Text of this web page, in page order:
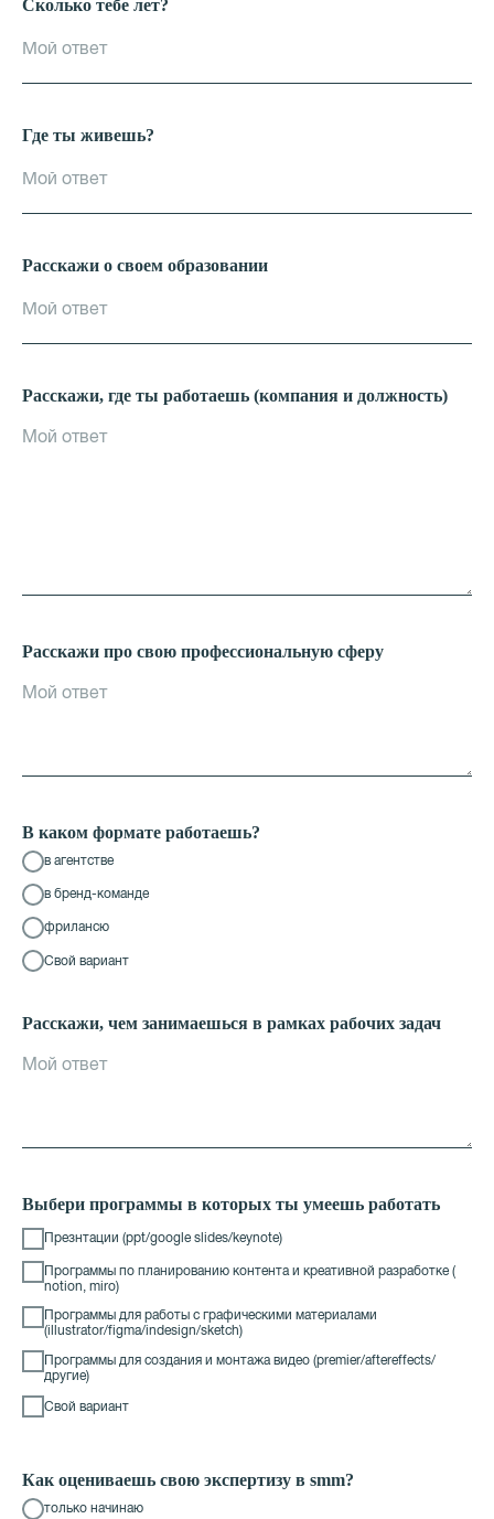
Сколько тебе лет?
Где ты живешь?
Расскажи о своем образовании
Расскажи, где ты работаешь (компания и должность)
Расскажи про свою профессиональную сферу
В каком формате работаешь?
в агентстве
в бренд-команде
фрилансю
Свой вариант
Расскажи, чем занимаешься в рамках рабочих задач
Выбери программы в которых ты умеешь работать
Презнтации (ppt/google slides/keynote)
Программы по планированию контента и креативной разработке (
notion, miro)
Программы для работы с графическими материалами
(illustrator/figma/indesign/sketch)
Программы для создания и монтажа видео (premier/aftereffects/
другие)
Свой вариант
Как оцениваешь свою экспертизу в smm?
только начинаю